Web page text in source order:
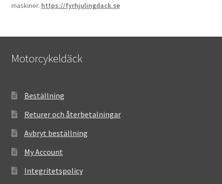
maskiner. https://fyrhjulingdack.se
Motorcykeldäck
Beställning
Returer och återbetalningar
Avbryt beställning
My Account
Integritetspolicy